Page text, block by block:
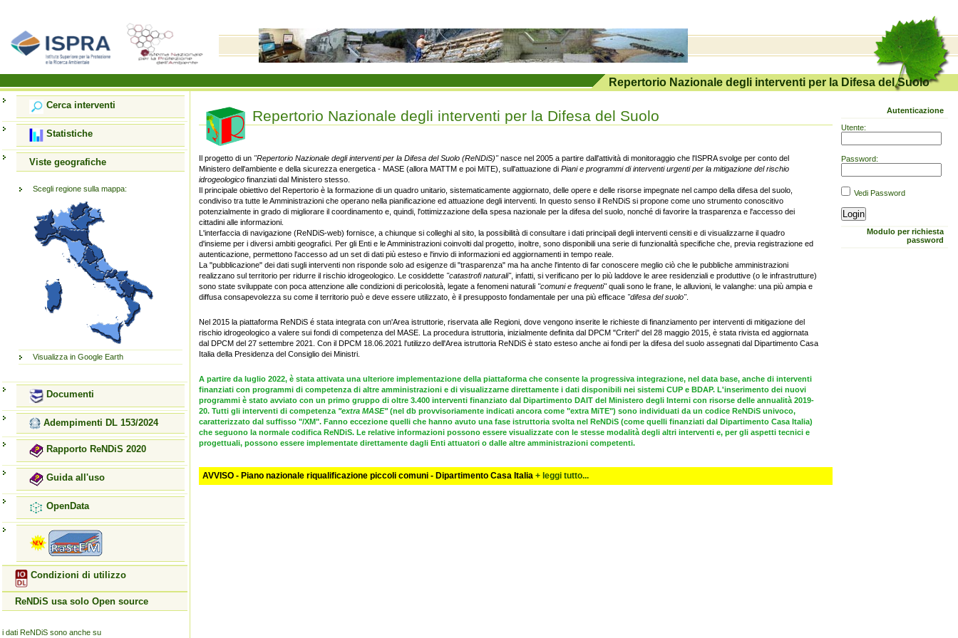
Repertorio Nazionale degli interventi per la Difesa del Suolo
Cerca interventi
Statistiche
Viste geografiche
Scegli regione sulla mappa:
Visualizza in Google Earth
Documenti
Adempimenti DL 153/2024
Rapporto ReNDiS 2020
Guida all'uso
OpenData
Condizioni di utilizzo
ReNDiS usa solo Open source
i dati ReNDiS sono anche su
Repertorio Nazionale degli interventi per la Difesa del Suolo
Il progetto di un "Repertorio Nazionale degli interventi per la Difesa del Suolo (ReNDiS)"nasce nel 2005 a partire dall'attività di monitoraggio che l'ISPRA svolge per conto del
Ministero dell'ambiente e della sicurezza energetica - MASE (allora MATTM e poi MiTE), sull'attuazione di Piani e programmi di interventi urgenti per la mitigazione del rischio
idrogeologico finanziati dal Ministero stesso.
Il principale obiettivo del Repertorio è la formazione di un quadro unitario, sistematicamente aggiornato, delle opere e delle risorse impegnate nel campo della difesa del suolo,
condiviso tra tutte le Amministrazioni che operano nella pianificazione ed attuazione degli interventi. In questo senso il ReNDiS si propone come uno strumento conoscitivo
potenzialmente in grado di migliorare il coordinamento e, quindi, l'ottimizzazione della spesa nazionale per la difesa del suolo, nonché di favorire la trasparenza e l'accesso dei
cittadini alle informazioni.
L'interfaccia di navigazione (ReNDiS-web) fornisce, a chiunque si colleghi al sito, la possibilità di consultare i dati principali degli interventi censiti e di visualizzarne il quadro
d'insieme per i diversi ambiti geografici. Per gli Enti e le Amministrazioni coinvolti dal progetto, inoltre, sono disponibili una serie di funzionalità specifiche che, previa registrazione ed
autenticazione, permettono l'accesso ad un set di dati più esteso e l'invio di informazioni ed aggiornamenti in tempo reale.
La "pubblicazione" dei dati sugli interventi non risponde solo ad esigenze di "trasparenza" ma ha anche l'intento di far conoscere meglio ciò che le pubbliche amministrazioni
realizzano sul territorio per ridurre il rischio idrogeologico. Le cosiddette "catastrofi naturali", infatti, si verificano per lo più laddove le aree residenziali e produttive (o le infrastrutture)
sono state sviluppate con poca attenzione alle condizioni di pericolosità, legate a fenomeni naturali "comuni e frequenti"quali sono le frane, le alluvioni, le valanghe: una più ampia e
diffusa consapevolezza su come il territorio può e deve essere utilizzato, è il presupposto fondamentale per una più efficace "difesa del suolo".
Nel 2015 la piattaforma ReNDiS é stata integrata con un'Area istruttorie, riservata alle Regioni, dove vengono inserite le richieste di finanziamento per interventi di mitigazione del
rischio idrogeologico a valere sui fondi di competenza del MASE. La procedura istruttoria, inizialmente definita dal DPCM "Criteri" del 28 maggio 2015, è stata rivista ed aggiornata
dal DPCM del 27 settembre 2021. Con il DPCM 18.06.2021 l'utilizzo dell'Area istruttoria ReNDiS è stato esteso anche ai fondi per la difesa del suolo assegnati dal Dipartimento Casa
Italia della Presidenza del Consiglio dei Ministri.
A partire da luglio 2022, è stata attivata una ulteriore implementazione della piattaforma che consente la progressiva integrazione, nel data base, anche di interventi
finanziati con programmi di competenza di altre amministrazioni e di visualizzarne direttamente i dati disponibili nei sistemi CUP e BDAP. L'inserimento dei nuovi
programmi è stato avviato con un primo gruppo di oltre 3.400 interventi finanziato dal Dipartimento DAIT del Ministero degli Interni con risorse delle annualità 2019-
20. Tutti gli interventi di competenza "extra MASE"(nel db provvisoriamente indicati ancora come "extra MiTE") sono individuati da un codice ReNDiS univoco,
caratterizzato dal suffisso "/XM". Fanno eccezione quelli che hanno avuto una fase istruttoria svolta nel ReNDiS (come quelli finanziati dal Dipartimento Casa Italia)
che seguono la normale codifica ReNDiS. Le relative informazioni possono essere visualizzate con le stesse modalità degli altri interventi e, per gli aspetti tecnici e
progettuali, possono essere implementate direttamente dagli Enti attuatori o dalle altre amministrazioni competenti.
AVVISO - Piano nazionale riqualificazione piccoli comuni - Dipartimento Casa Italia + leggi tutto...
Autenticazione
Modulo per richiesta
password